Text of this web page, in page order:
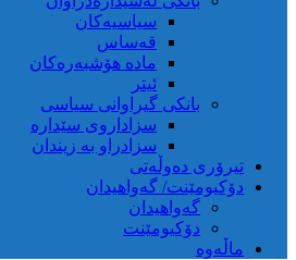
سیاسیەکان
قەساس
مادە هۆشبەرەکان
ئیتر
بانکی گیراوانی سیاسی
سزاداروی سێدارە
سزادراو بە زیندان
تیرۆری دەوڵەتی
دۆکیومێنت/ گەواهیدان
گەواهیدان
دۆکیومێنت
ماڵەوە